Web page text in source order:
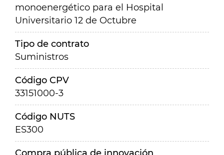
monoenergético para el Hospital
Universitario 12 de Octubre
Tipo de contrato
Suministros
Código CPV
33151000-3
Código NUTS
ES300